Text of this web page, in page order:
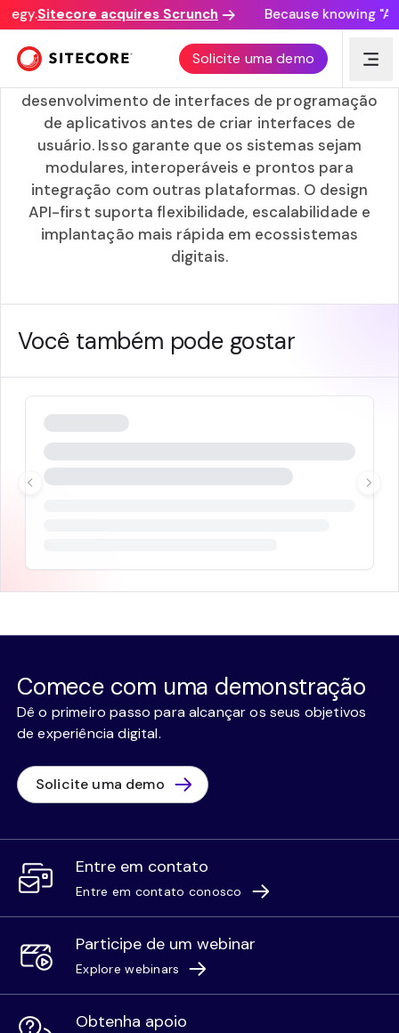
Sitecore acquires Scrunch Because knowing
Solicite uma demo
API-primeiro
Uma abordagem API-first prioriza o
desenvolvimento de interfaces de programação
de aplicativos antes de criar interfaces de
usuário. Isso garante que os sistemas sejam
modulares, interoperáveis e prontos para
integração com outras plataformas. O design
API-first suporta flexibilidade, escalabilidade e
implantação mais rápida em ecossistemas
digitais.
Você também pode gostar
Comece com uma demonstração
Dê o primeiro passo para alcançar os seus objetivos
de experiência digital.
Solicite uma demo
Entre em contato
Entre em contato conosco
Participe de um webinar
Explore webinars
Obtenha apoio